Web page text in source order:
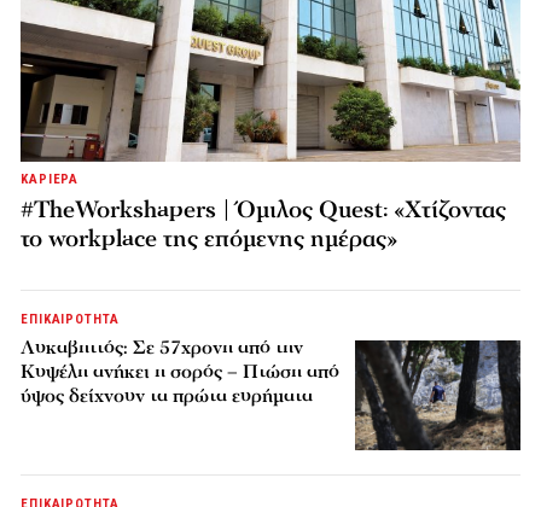
ΚΑΡΙΕΡΑ
#TheWorkshapers | Όμιλος Quest: «Χτίζοντας
το workplace της επόμενης ημέρας»
ΕΠΙΚΑΙΡΟΤΗΤΑ
Λυκαβηττός: Σε 57χρονη από την
Κυψέλη ανήκει η σορός – Πτώση από
ύψος δείχνουν τα πρώτα ευρήματα